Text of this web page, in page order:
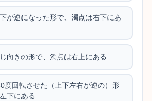
下が逆になった形で、濁点は右下にあ
じ向きの形で、濁点は右上にある
度回転させた（上下左右が逆の）形
下にある